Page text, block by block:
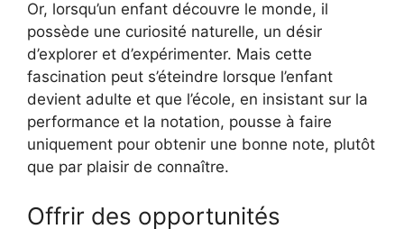
Or, lorsqu’un enfant découvre le monde, il
possède une curiosité naturelle, un désir
d’explorer et d’expérimenter. Mais cette
fascination peut s’éteindre lorsque l’enfant
devient adulte et que l’école, en insistant sur la
performance et la notation, pousse à faire
uniquement pour obtenir une bonne note, plutôt
que par plaisir de connaître.
Offrir des opportunités